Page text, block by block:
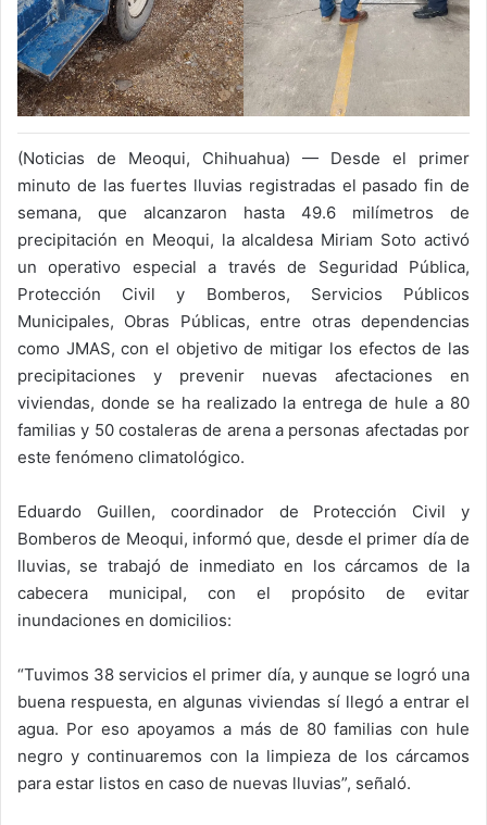
(Noticias de Meoqui, Chihuahua) — Desde el primer
minuto de las fuertes lluvias registradas el pasado fin de
semana, que alcanzaron hasta 49.6 milímetros de
precipitación en Meoqui, la alcaldesa Miriam Soto activó
un operativo especial a través de Seguridad Pública,
Protección Civil y Bomberos, Servicios Públicos
Municipales, Obras Públicas, entre otras dependencias
como JMAS, con el objetivo de mitigar los efectos de las
precipitaciones y prevenir nuevas afectaciones en
viviendas, donde se ha realizado la entrega de hule a 80
familias y 50 costaleras de arena a personas afectadas por
este fenómeno climatológico.
Eduardo Guillen, coordinador de Protección Civil y
Bomberos de Meoqui, informó que, desde el primer día de
lluvias, se trabajó de inmediato en los cárcamos de la
cabecera municipal, con el propósito de evitar
inundaciones en domicilios:
“Tuvimos 38 servicios el primer día, y aunque se logró una
buena respuesta, en algunas viviendas sí llegó a entrar el
agua. Por eso apoyamos a más de 80 familias con hule
negro y continuaremos con la limpieza de los cárcamos
para estar listos en caso de nuevas lluvias”, señaló.